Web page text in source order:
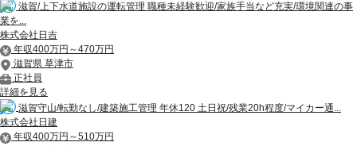
滋賀/上下水道施設の運転管理 職種未経験歓迎/家族手当など充実/環境関連の事
業を...
株式会社日吉
年収400万円～470万円
滋賀県 草津市
正社員
詳細を見る
滋賀守山/転勤なし/建築施工管理 年休120 土日祝/残業20h程度/マイカー通...
株式会社日建
年収400万円～510万円